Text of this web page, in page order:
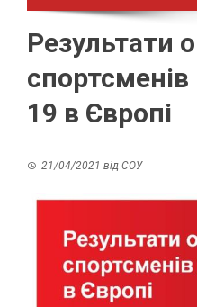
Результати
19 в Європі
21/04/2021 від СОУ